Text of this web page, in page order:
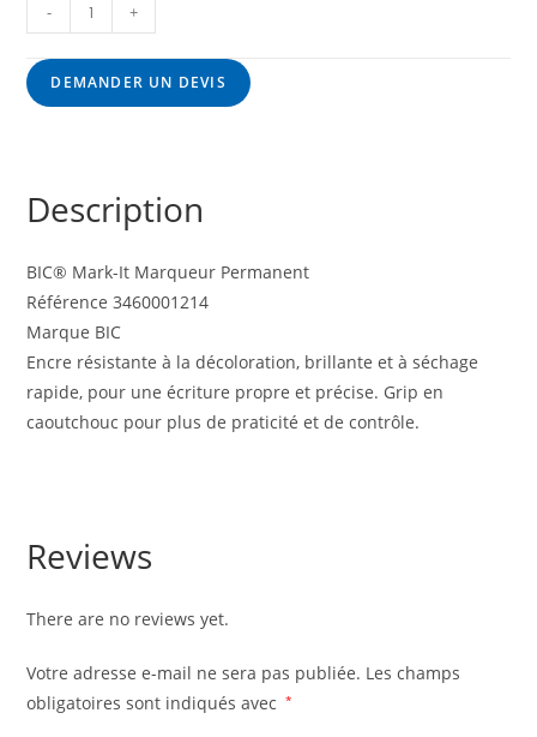
- +
DEMANDER UN DEVIS
Description
BIC® Mark-It Marqueur Permanent
Référence 3460001214
Marque BIC
Encre résistante à la décoloration, brillante et à séchage
rapide, pour une écriture propre et précise. Grip en
caoutchouc pour plus de praticité et de contrôle.
Reviews
There are no reviews yet.
Votre adresse e-mail ne sera pas publiée. Les champs
obligatoires sont indiqués avec
*